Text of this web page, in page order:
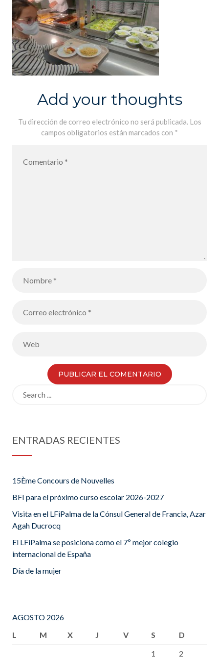
Add your thoughts
Tu dirección de correo electrónico no será publicada. Los
campos obligatorios están marcados con *
ENTRADAS RECIENTES
15Ème Concours de Nouvelles
BFI para el próximo curso escolar 2026-2027
Visita en el LFiPalma de la Cónsul General de Francia, Azar
Agah Ducrocq
El LFiPalma se posiciona como el 7º mejor colegio
internacional de España
Día de la mujer
AGOSTO 2026
L
M X J V S
D
1
2